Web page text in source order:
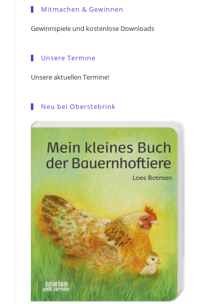
Mitmachen & Gewinnen
Gewinnspiele und kostenlose Downloads
Unsere Termine
Unsere aktuellen Termine!
Neu bei Oberstebrink